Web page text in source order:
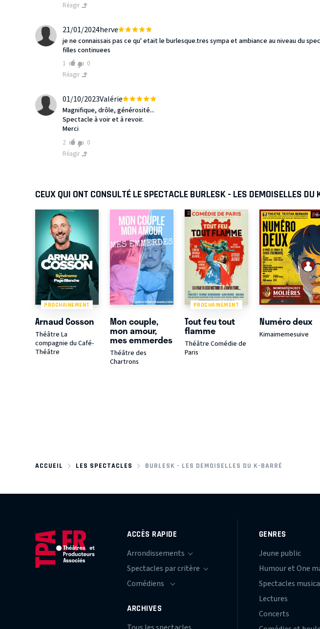
Réagir
21/01/2024herve
je ne connaissais pas ce qu' etait le burlesque.tres sympa et ambiance au niveau du
filles continuees
1
0
Réagir
01/10/2023Valérie
Magnifique, drôle, générosité...
Spectacle à voir et à revoir.
Merci
2
0
Réagir
CEUX QUI ONT CONSULTÉ LE SPECTACLE BURLESK - LES DEMOISELLES
PROCHAINEMENT
Arnaud Cosson
Théâtre La
compagnie du Café-
Théâtre
Mon couple,
mon amour,
mes emmerdes
Théâtre des
Chartrons
PROCHAINEMENT
Tout feu tout
flamme
Théâtre Comédie de
Paris
Numéro deux
Kimaimemesuive
ACCUEIL LES SPECTACLES BURLESK - LES DEMOISELLES DU K-BARRÉ
ACCÈS RAPIDE
ARCHIVES
GENRES
Jeune public
Humour et One
Spectacles
Lectures
Concerts